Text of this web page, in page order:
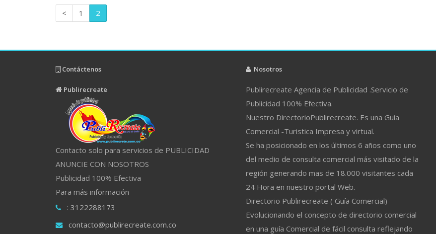
< 1 2
Contáctenos
Publirecreate
Contacto solo para servicios de PUBLICIDAD
ANUNCIE CON NOSOTROS
Publicidad 100% Efectiva
Para más información
: 3122288173
contacto@publirecreate.com.co
Nosotros
Publirecreate Agencia de Publicidad .Servicio de
Publicidad 100% Efectiva.
Nuestro DirectorioPublirecreate. Es una Guía
Comercial -Turistica Impresa y virtual.
Se ha posicionado en los últimos 6 años como uno
del medio de consulta comercial más visitado de la
región generando mas de 18.000 visitantes cada
24 Hora en nuestro portal Web.
Directorio Publirecreate ( Guía Comercial)
Evolucionando el concepto de directorio comercial
en una guía Comercial de fácil consulta reflejando